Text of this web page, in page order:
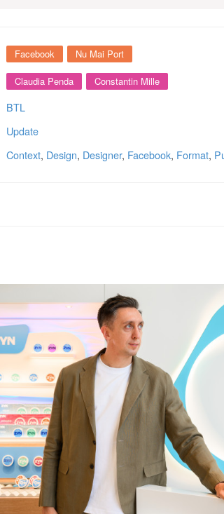
Facebook Nu Mai Port
Claudia Penda Constantin Mille
BTL
Update
Context, Design, Designer, Facebook, Format,